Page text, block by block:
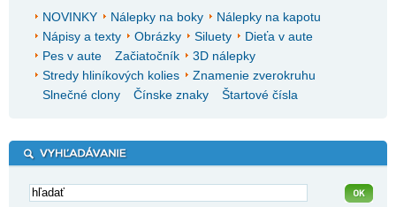
NOVINKY Nálepky na boky
Nálepky na kapotu
Nápisy a texty
Obrázky Siluety
Dieťa v aute
Pes v aute
Začiatočník
3D nálepky
Stredy hliníkových kolies
Znamenie zverokruhu
Slnečné clony
Čínske znaky Štartové čísla